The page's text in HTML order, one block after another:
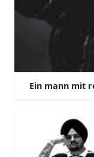
Ein mann mit